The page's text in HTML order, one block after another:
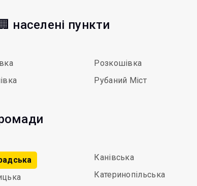
населені пункти
Розкошівка
Рубаний Міст
Канівська
Катеринопільська